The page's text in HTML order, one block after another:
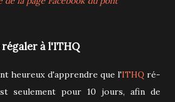
à l'ITHQ
heureux d'apprendre que l'ITHQ ré-
seulement pour 10 jours, afin de